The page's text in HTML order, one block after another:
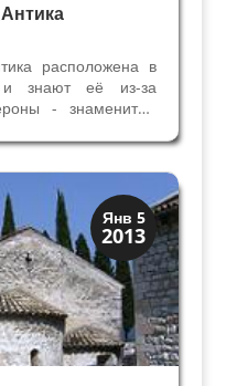
расположена в
знают её из-за
- знаменитых
или 745 году, как
Монастырь
Янв 5
2013